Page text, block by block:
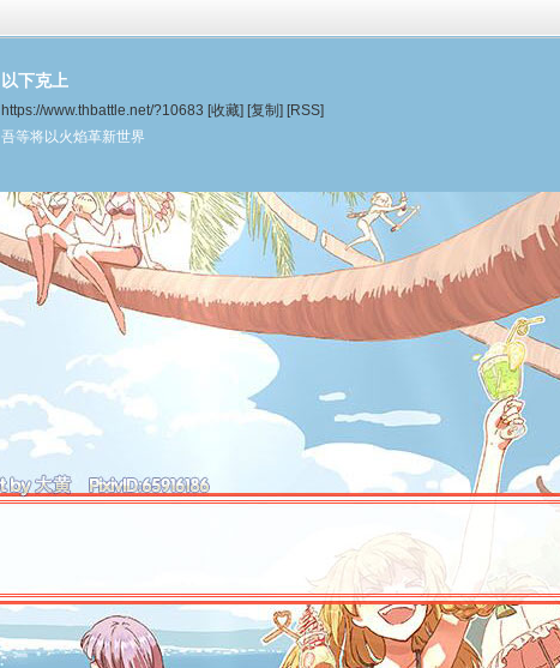
以下克上
https://www.thbattle.net/?10683 [收藏] [复制] [RSS]
吾等将以火焰革新世界